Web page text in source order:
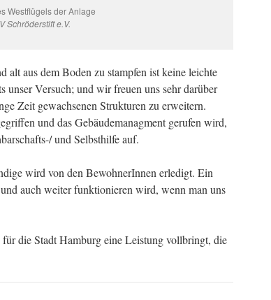
Westflügels der Anlage
Schröderstift e.V.
alt aus dem Boden zu stampfen ist keine leichte
unser Versuch; und wir freuen uns sehr darüber
Zeit gewachsenen Strukturen zu erweitern.
und das Gebäudemanagment gerufen wird,
und Selbsthilfe auf.
wird von den BewohnerInnen erledigt. Ein
auch weiter funktionieren wird, wenn man uns
die Stadt Hamburg eine Leistung vollbringt, die